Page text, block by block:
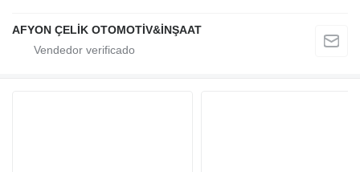
AFYON ÇELİK OTOMOTİV&İNŞAAT